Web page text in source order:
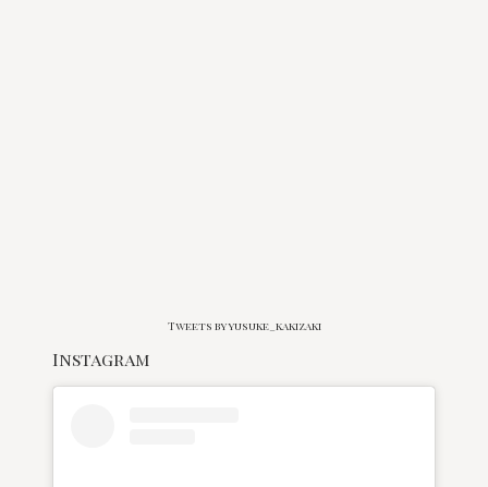
Tweets by yusuke_kakizaki
Instagram